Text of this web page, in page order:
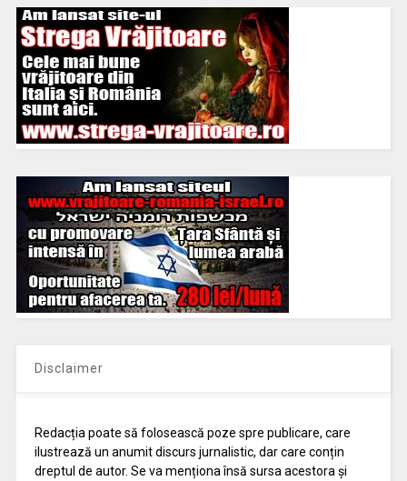
Disclaimer
Redacția poate să folosească poze spre publicare, care
ilustrează un anumit discurs jurnalistic, dar care conțin
dreptul de autor. Se va menționa însă sursa acestora și